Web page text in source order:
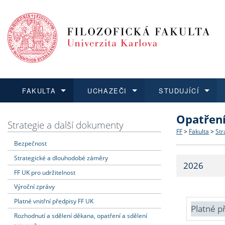
FAKULTA
Dozvědět se více
Struktura
Strategie
Fakultní
UCHAZEČI
Podat přihlášku
Co
Učitelské
STUDUJÍCÍ
Dozvědět se více
Dozvědět se více
O vědě a
Dozvědět se více
Aktuální
Strategie a další dokumenty
Bezpečnost
Strategické a dlouhodobé záměry
FF UK pro udržitelnost
Výroční zprávy
Platné vnitřní předpisy FF UK
Rozhodnutí a sdělení děkana, opatření a sdělení
FF > Fakulta >
2026
Platné